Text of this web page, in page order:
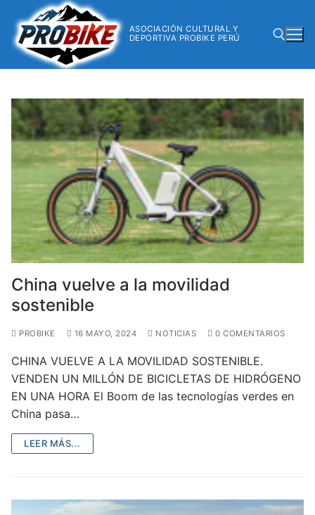
ASOCIACIÓN CULTURAL Y
DEPORTIVA PROBIKE PERÚ
China vuelve a la movilidad
sostenible
PROBIKE 16 MAYO, 2024 NOTICIAS 0 COMENTARIOS
CHINA VUELVE A LA MOVILIDAD SOSTENIBLE.
VENDEN UN MILLÓN DE BICICLETAS DE HIDRÓGENO
EN UNA HORA El Boom de las tecnologías verdes en
China pasa…
LEER MÁS...